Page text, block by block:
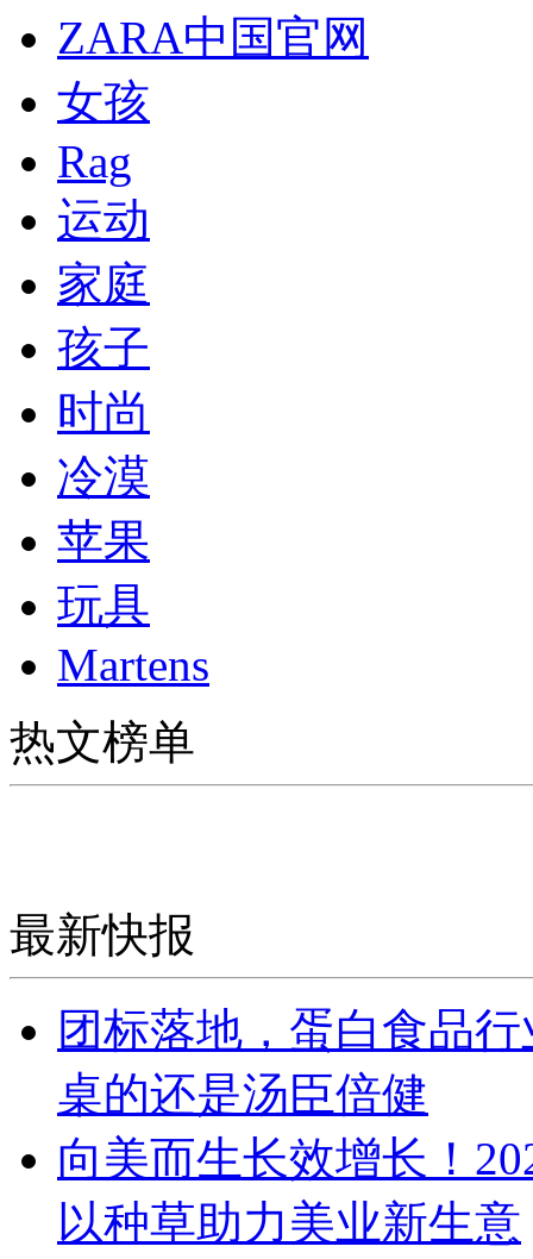
ZARA中国官网
女孩
Rag
运动
家庭
孩子
时尚
冷漠
苹果
玩具
Martens
热文榜单
最新快报
团标落地，蛋白食品
桌的还是汤臣倍健
向美而生长效增长！
以种草助力美业新生意